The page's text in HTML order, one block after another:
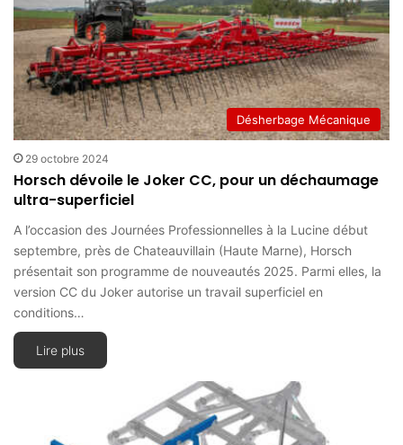
Désherbage Mécanique
29 octobre 2024
Horsch dévoile le Joker CC, pour un déchaumage
ultra-superficiel
A l’occasion des Journées Professionnelles à la Lucine début
septembre, près de Chateauvillain (Haute Marne), Horsch
présentait son programme de nouveautés 2025. Parmi elles, la
version CC du Joker autorise un travail superficiel en
conditions…
Lire plus